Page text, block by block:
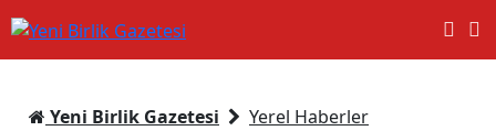
Yeni Birlik Gazetesi Yerel Haberler